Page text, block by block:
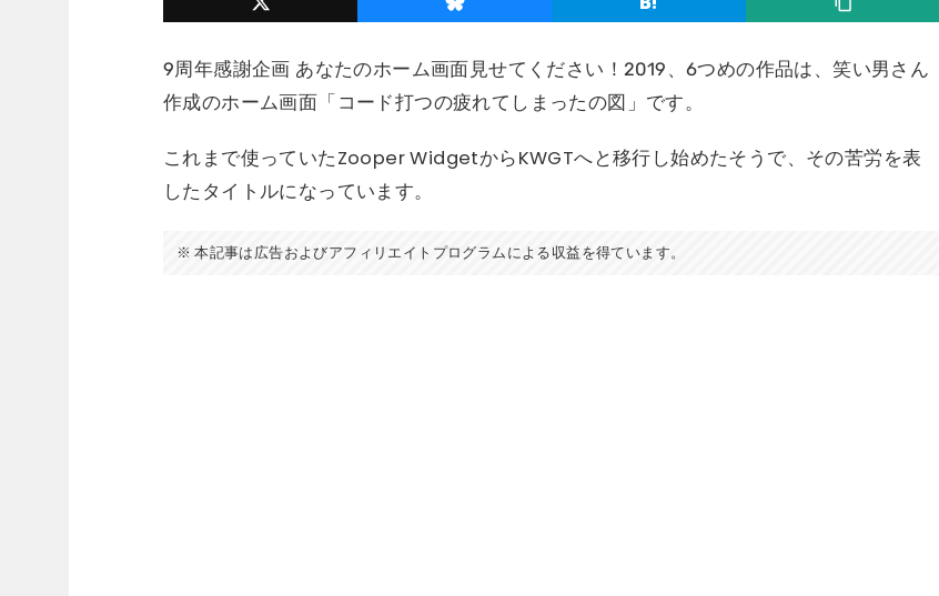
9周年感謝企画 あなたのホーム画面見せてください！2019、6つめの作品は、笑い男さん
作成のホーム画面「コード打つの疲れてしまったの図」です。
これまで使っていたZooper WidgetからKWGTへと移行し始めたそうで、その苦労を表
したタイトルになっています。
本記事は広告およびアフィリエイトプログラムによる収益を得ています。